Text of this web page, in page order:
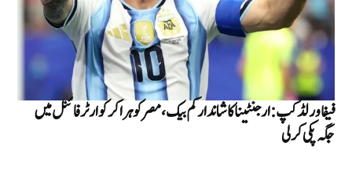
فیفا ورلڈ کپ : ارجنٹینا کا شاندار کم بیک، مصر کو ہرا کر کوارٹر فائنل میں
جگہ پکی کر لی